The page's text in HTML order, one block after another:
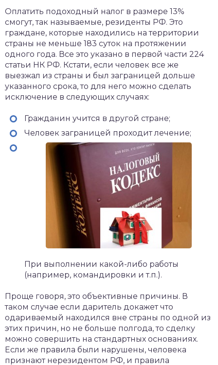
Оплатить подоходный налог в размере 13%
смогут, так называемые, резиденты РФ. Это
граждане, которые находились на территории
страны не меньше 183 суток на протяжении
одного года. Все это указано в первой части 224
статьи НК РФ. Кстати, если человек все же
выезжал из страны и был заграницей дольше
указанного срока, то для него можно сделать
исключение в следующих случаях:
Гражданин учится в другой стране;
Человек заграницей проходит лечение;
При выполнении какой-либо работы
(например, командировки и т.п.).
Проще говоря, это объективные причины. В
таком случае если даритель докажет что
одариваемый находился вне страны по одной из
этих причин, но не больше полгода, то сделку
можно совершить на стандартных основаниях.
Если же правила были нарушены, человека
признают нерезидентом РФ, и правила